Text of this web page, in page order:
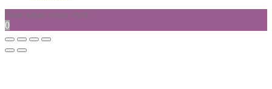
Ваш заказ пока пуст
0